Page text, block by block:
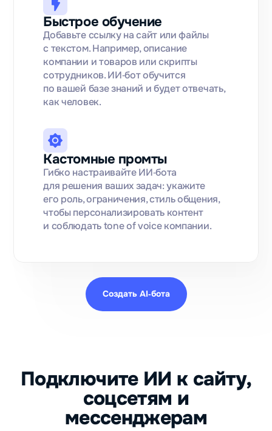
Быстрое обучение
Добавьте ссылку на сайт или файлы
с текстом. Например, описание
компании и товаров или скрипты
сотрудников. ИИ‑бот обучится
по вашей базе знаний и будет отвечать,
как человек.
Кастомные промты
Гибко настраивайте ИИ‑бота
для решения ваших задач: укажите
его роль, ограничения, стиль общения,
чтобы персонализировать контент
и соблюдать tone of voice компании.
Создать AI‑бота
Подключите ИИ к сайту,
соцсетям и
мессенджерам